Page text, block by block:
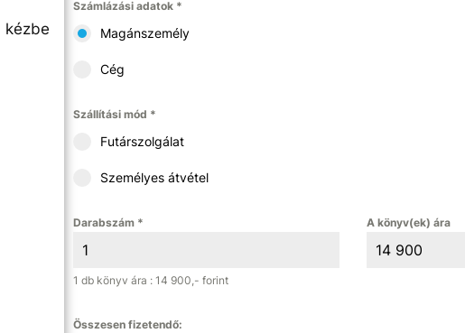
kézbe
Számlázási adatok *
Magánszemély
Cég
Szállítási mód *
Futárszolgálat
Személyes átvétel
Darabszám *
1 db könyv ára : 14 900,- forint
A könyv(ek) ára
Összesen fizetendő: